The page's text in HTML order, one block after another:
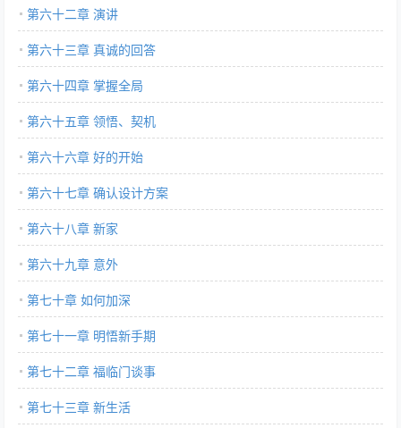
第六十二章 演讲
第六十三章 真诚的回答
第六十四章 掌握全局
第六十五章 领悟、契机
第六十六章 好的开始
第六十七章 确认设计方案
第六十八章 新家
第六十九章 意外
第七十章 如何加深
第七十一章 明悟新手期
第七十二章 福临门谈事
第七十三章 新生活